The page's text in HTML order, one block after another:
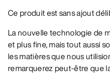
Ce produit est sans ajout
La nouvelle technologie de
et plus fine, mais tout aussi
les matières que nous
remarquerez peut-être que